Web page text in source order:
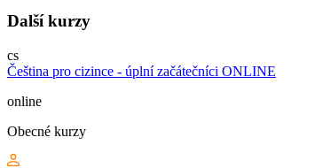
Další kurzy
cs
Čeština pro cizince - úplní začátečníci ONLINE
online
Obecné kurzy